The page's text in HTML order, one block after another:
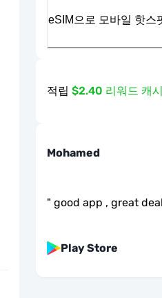
eSIM으로 모바일 핫스
적립 $2.40 리워드 캐
Mohamed
" good app , great
Play Store